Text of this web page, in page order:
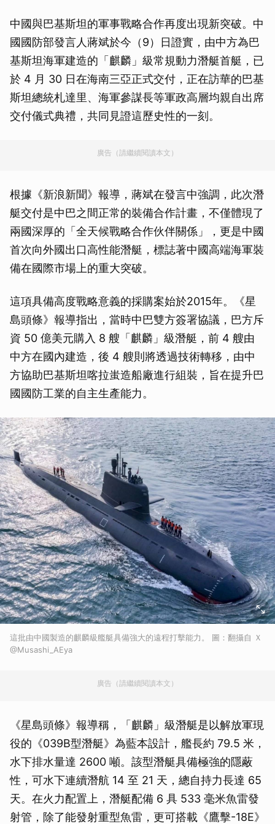
中國與巴基斯坦的軍事戰略合作再度出現新突破。中
國國防部發言人蔣斌於今（9）日證實，由中方為巴
基斯坦海軍建造的「麒麟」級常規動力潛艇首艇，已
於 4 月 30 日在海南三亞正式交付，正在訪華的巴基
斯坦總統札達里、海軍參謀長等軍政高層均親自出席
交付儀式典禮，共同見證這歷史性的一刻。
廣告（請繼續閱讀本文）
根據《新浪新聞》報導，蔣斌在發言中強調，此次潛
艇交付是中巴之間正常的裝備合作計畫，不僅體現了
兩國深厚的「全天候戰略合作伙伴關係」，更是中國
首次向外國出口高性能潛艇，標誌著中國高端海軍裝
備在國際市場上的重大突破。
這項具備高度戰略意義的採購案始於2015年。《星
島頭條》報導指出，當時中巴雙方簽署協議，巴方斥
資 50 億美元購入 8 艘「麒麟」級潛艇，前 4 艘由
中方在國內建造，後 4 艘則將透過技術轉移，由中
方協助巴基斯坦喀拉蚩造船廠進行組裝，旨在提升巴
國國防工業的自主生產能力。
這批由中國製造的麒麟級艦艇具備強大的遠程打擊能力。 圖：翻攝自 Ｘ
@Musashi_AEya
廣告（請繼續閱讀本文）
《星島頭條》報導稱，「麒麟」級潛艇是以解放軍現
役的《039B型潛艇》為藍本設計，艦長約 79.5 米，
水下排水量達 2600 噸。該型潛艇具備極強的隱蔽
性，可水下連續潛航 14 至 21 天，總自持力長達 65
天。在火力配置上，潛艇配備 6 具 533 毫米魚雷發
射管，除了能發射重型魚雷，更可搭載《鷹擊-18E》